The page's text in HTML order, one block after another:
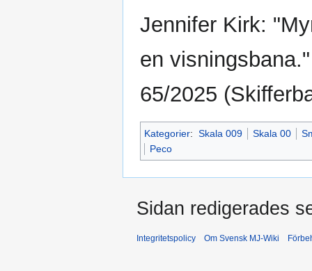
Jennifer Kirk:
en
65/2025
Kategorier: Skala 009 Skala 00
Peco
Sidan redigerades
Integritetspolicy Om Svensk MJ-Wiki